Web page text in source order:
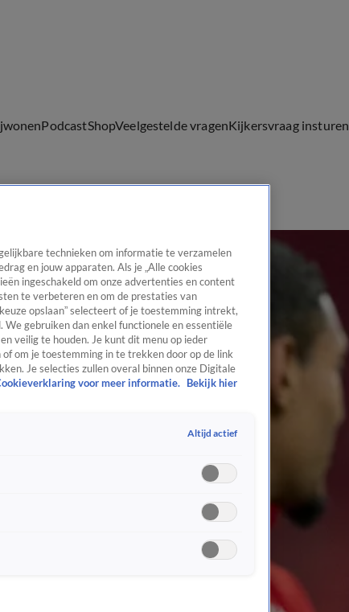
PodcastShopVeelgestelde vragenKijkersvraag insturen
technieken om informatie te verzamelen
en jouw apparaten. Als je „Alle cookies
ingeschakeld om onze advertenties en content
te verbeteren en om de prestaties van
opslaan” selecteert of je toestemming intrekt,
gebruiken dan enkel functionele en essentiële
veilig te houden. Je kunt dit menu op ieder
om je toestemming in te trekken door op de link
Je selecties zullen overal binnen onze Digitale
voor meer informatie. Bekijk hier
Altijd actief